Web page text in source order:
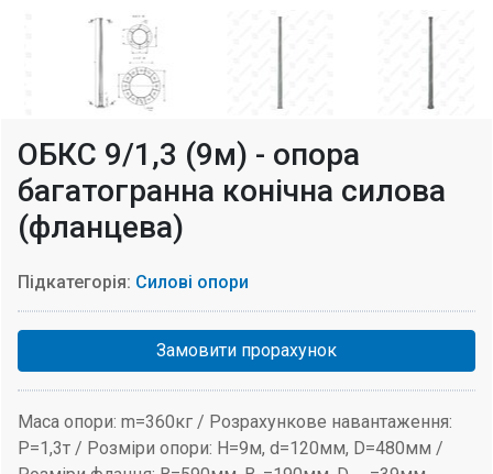
ОБКС 9/1,3 (9м) - опора
багатогранна конічна силова
(фланцева)
Підкатегорія: Силові опори
Замовити прорахунок
Маса опори: m=360кг / Розрахункове навантаження:
P=1,3т / Розміри опори: H=9м, d=120мм, D=480мм /